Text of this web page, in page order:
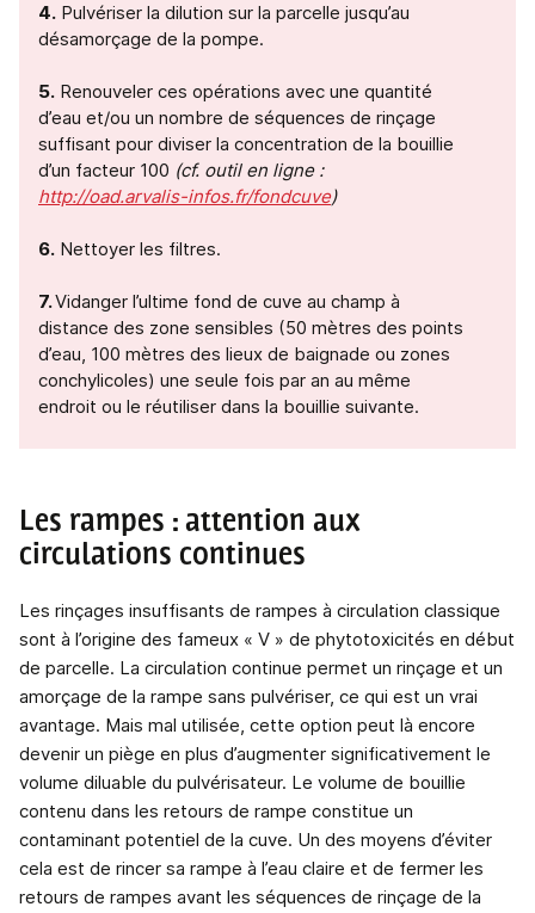
4. Pulvériser la dilution sur la parcelle jusqu’au
désamorçage de la pompe.
5. Renouveler ces opérations avec une quantité
d’eau et/ou un nombre de séquences de rinçage
suffisant pour diviser la concentration de la bouillie
d’un facteur 100 (cf. outil en ligne :
http://oad.arvalis-infos.fr/fondcuve)
6. Nettoyer les filtres.
7.Vidanger l’ultime fond de cuve au champ à
distance des zone sensibles (50 mètres des points
d’eau, 100 mètres des lieux de baignade ou zones
conchylicoles) une seule fois par an au même
endroit ou le réutiliser dans la bouillie suivante.
Les rampes : attention aux
circulations continues
Les rinçages insuffisants de rampes à circulation classique
sont à l’origine des fameux « V » de phytotoxicités en début
de parcelle. La circulation continue permet un rinçage et un
amorçage de la rampe sans pulvériser, ce qui est un vrai
avantage. Mais mal utilisée, cette option peut là encore
devenir un piège en plus d’augmenter significativement le
volume diluable du pulvérisateur. Le volume de bouillie
contenu dans les retours de rampe constitue un
contaminant potentiel de la cuve. Un des moyens d’éviter
cela est de rincer sa rampe à l’eau claire et de fermer les
retours de rampes avant les séquences de rinçage de la